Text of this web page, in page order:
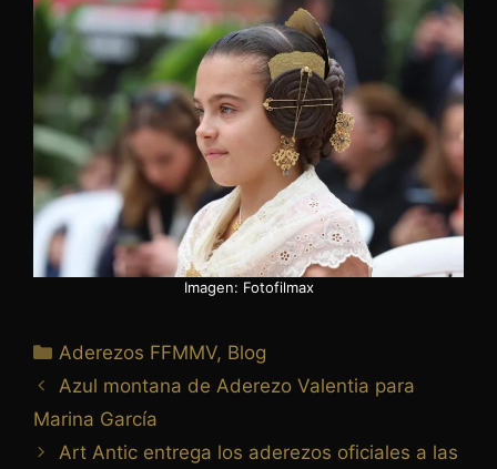
Imagen: Fotofilmax
Aderezos FFMMV, Blog
Azul montana de Aderezo Valentia para
Marina García
Art Antic entrega los aderezos oficiales a las